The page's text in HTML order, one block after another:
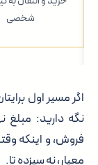
شخصی
اگر مسیر اول
نگه دارید: مبلغ
فروش، و اینکه
معیار، نه سیزده تا.